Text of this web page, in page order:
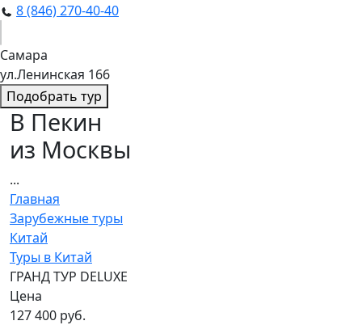
8 (846) 270-40-40
Самара
ул.Ленинская 166
Подобрать тур
В Пекин
из Москвы
...
Главная
Зарубежные туры
Китай
Туры в Китай
ГРАНД ТУР DELUXE
Цена
127 400 руб.